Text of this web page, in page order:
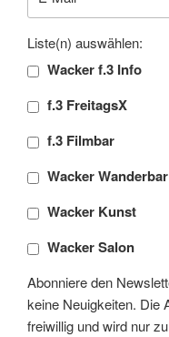
Liste(n) auswählen:
Wacker f.3 Info
f.3 FreitagsX
f.3 Filmbar
Wacker Wanderbar
Wacker Kunst
Wacker Salon
Abonniere den
keine Neuigkeiten. Die
freiwillig und wird nur